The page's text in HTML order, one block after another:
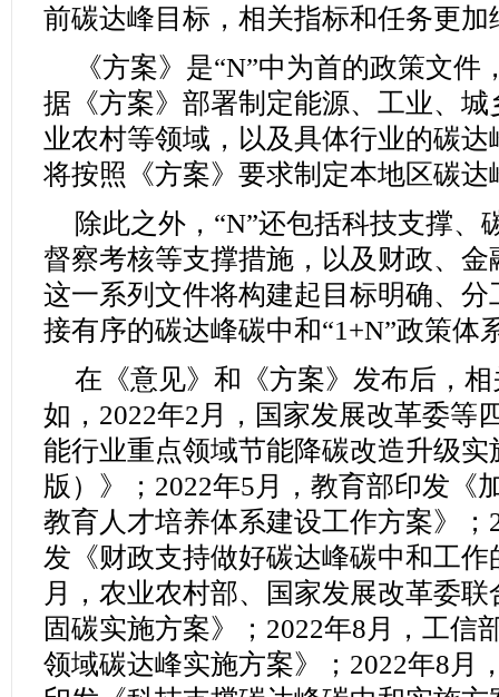
前碳达峰目标，相关指标和任务更
《方案》是“N”中为首的政策文
据《方案》部署制定能源、工业、
业农村等领域，以及具体行业的碳
将按照《方案》要求制定本地区碳达
除此之外，“N”还包括科技支撑、
督察考核等支撑措施，以及财政、
这一系列文件将构建起目标明确、
接有序的碳达峰碳中和“1+N”政策体
在《意见》和《方案》发布后，
如，2022年2月，国家发展改革委等
能行业重点领域节能降碳改造升级实
版）》；2022年5月，教育部印发《
教育人才培养体系建设工作方案》；
发《财政支持做好碳达峰碳中和工作
月，农业农村部、国家发展改革委
固碳实施方案》；2022年8月，工信
领域碳达峰实施方案》；2022年8月